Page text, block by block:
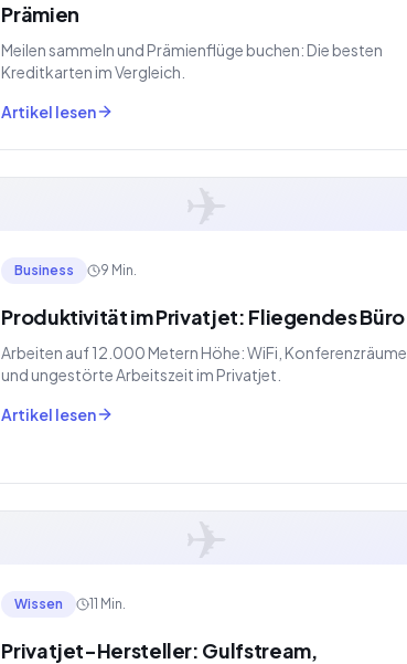
Prämien
Meilen sammeln und Prämienflüge buchen: Die besten
Kreditkarten im Vergleich.
Artikel lesen
✈
Business 9 Min.
Produktivität im Privatjet: Fliegendes Büro
Arbeiten auf 12.000 Metern Höhe: WiFi, Konferenzräume
und ungestörte Arbeitszeit im Privatjet.
Artikel lesen
✈
Wissen 11 Min.
Privatjet-Hersteller: Gulfstream,